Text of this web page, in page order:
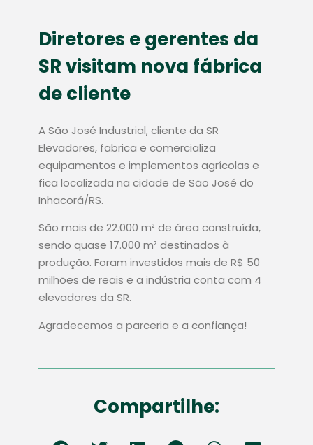
Diretores e gerentes da
SR visitam nova fábrica
de cliente
A São José Industrial, cliente da SR
Elevadores, fabrica e comercializa
equipamentos e implementos agrícolas e
fica localizada na cidade de São José do
Inhacorá/RS.
São mais de 22.000 m² de área construída,
sendo quase 17.000 m² destinados à
produção. Foram investidos mais de R$ 50
milhões de reais e a indústria conta com 4
elevadores da SR.
Agradecemos a parceria e a confiança!
Compartilhe: